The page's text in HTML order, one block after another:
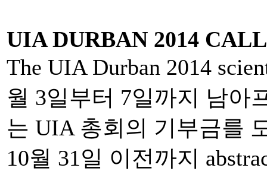
UIA DURBAN 2014
The UIA Durban 2014
월 3일부터 7일까지 남아
는 UIA 총회의 기부금를
10월 31일 이전까지